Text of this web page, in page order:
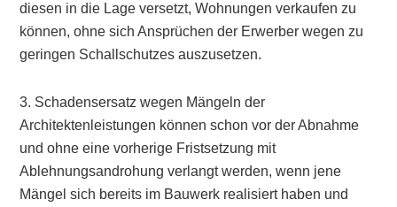
diesen in die Lage versetzt, Wohnungen verkaufen zu
können, ohne sich Ansprüchen der Erwerber wegen zu
geringen Schallschutzes auszusetzen.
3. Schadensersatz wegen Mängeln der
Architektenleistungen können schon vor der Abnahme
und ohne eine vorherige Fristsetzung mit
Ablehnungsandrohung verlangt werden, wenn jene
Mängel sich bereits im Bauwerk realisiert haben und